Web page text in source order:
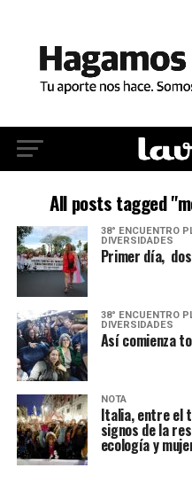
All posts tagged
38° ENCUENTRO
DIVERSIDADES
Primer día,
38° ENCUENTRO
DIVERSIDADES
Así comienza
NOTA
Italia, entre el
signos de la
ecología y